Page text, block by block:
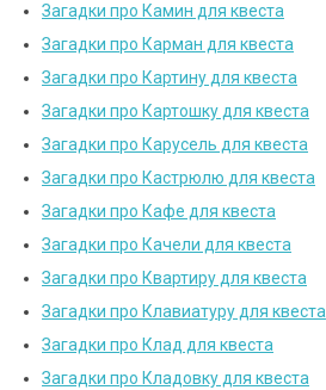
Загадки про Камин для квеста
Загадки про Карман для квеста
Загадки про Картину для квеста
Загадки про Картошку для квеста
Загадки про Карусель для квеста
Загадки про Кастрюлю для квеста
Загадки про Кафе для квеста
Загадки про Качели для квеста
Загадки про Квартиру для квеста
Загадки про Клавиатуру для квеста
Загадки про Клад для квеста
Загадки про Кладовку для квеста